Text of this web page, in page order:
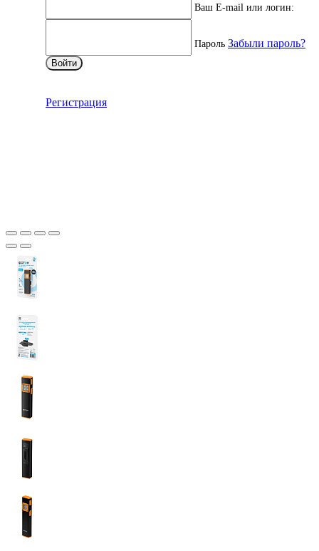
Ваш E-mail или логин:
Пароль Забыли пароль?
Войти
Регистрация